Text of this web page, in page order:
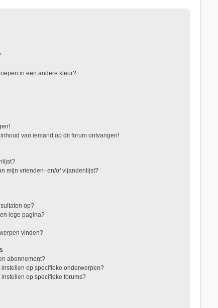
in een andere kleur?
van iemand op dit forum ontvangen!
mijn vrienden- en/of vijandenlijst?
op?
lege pagina?
vinden?
abonnement?
op specifieke onderwerpen?
op specifieke forums?